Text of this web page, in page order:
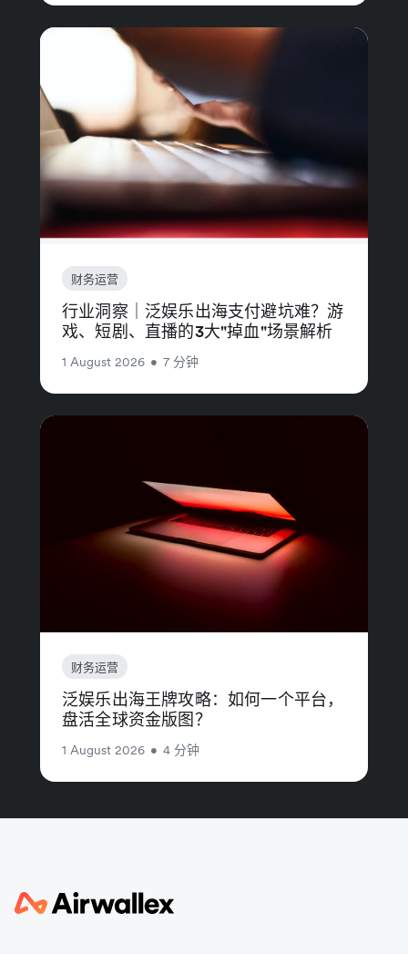
财务运营
行业洞察｜泛娱乐出海支付避坑难？游
戏、短剧、直播的3大"掉血"场景解析
1 August 2026 • 7 分钟
财务运营
泛娱乐出海王牌攻略：如何一个平台，
盘活全球资金版图？
1 August 2026 • 4 分钟